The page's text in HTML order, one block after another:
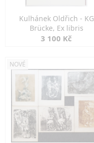
Kulhánek Oldřich - KG
Brücke, Ex libris
3 100 Kč
NOVÉ